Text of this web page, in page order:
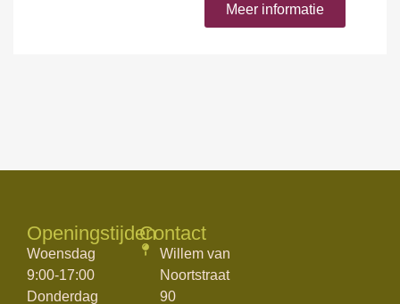
Meer informatie
Openingstijden
Woensdag
9:00-17:00
Donderdag
Contact
Willem van
Noortstraat
90